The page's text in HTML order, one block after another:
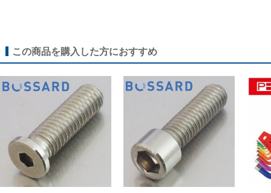
この商品を購入した方におすすめ